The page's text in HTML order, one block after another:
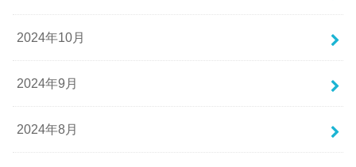
2024年10月
2024年9月
2024年8月